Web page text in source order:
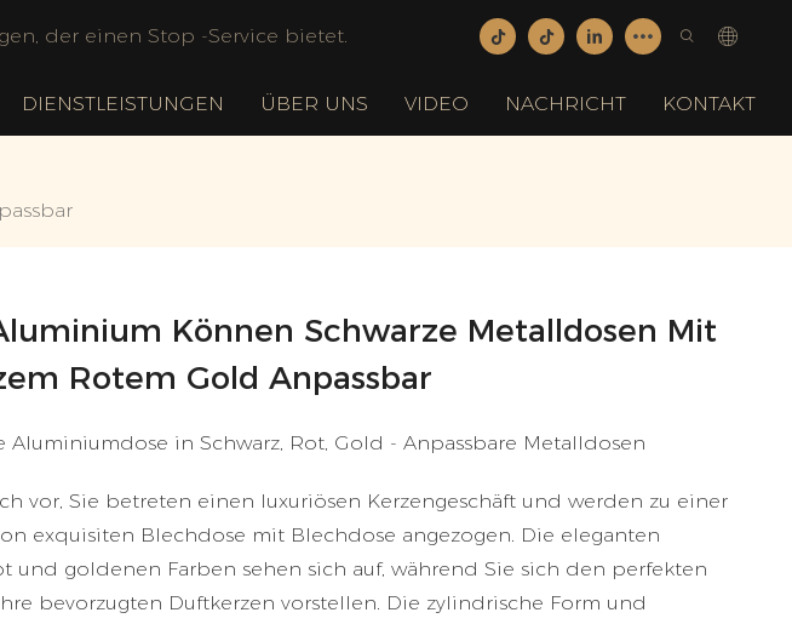
der einen Stop -Service bietet.
DIENSTLEISTUNGEN ÜBER UNS VIDEO NACHRICHT KONTAKT
Können Schwarze Metalldosen Mit
Rotem Gold Anpassbar
Aluminiumdose in Schwarz, Rot, Gold - Anpassbare Metalldosen
vor, Sie betreten einen luxuriösen Kerzengeschäft und werden zu einer
exquisiten Blechdose mit Blechdose angezogen. Die eleganten
und goldenen Farben sehen sich auf, während Sie sich den perfekten
bevorzugten Duftkerzen vorstellen. Die zylindrische Form und